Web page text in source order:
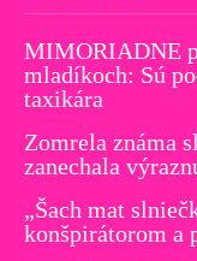
MIMORIADNE
mladíkoch: Sú
taxikára
Zomrela známa
zanechala
„Šach mat
konšpirátorom a